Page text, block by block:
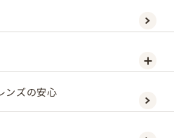
ンズの安心